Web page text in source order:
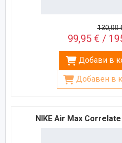
130,00
99,95 € /
Добави в
Добавен в
NIKE Air Max